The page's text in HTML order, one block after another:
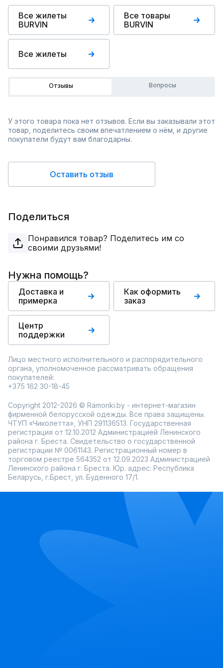
Все жилеты
BURVIN
Все товары
BURVIN
Все жилеты
Отзывы Вопросы
У этого товара пока нет отзывов. Если вы заказывали этот
товар, поделитесь своим впечатлением о нём, и другие
покупатели будут вам благодарны.
Оставить отзыв
Поделиться
Понравился товар? Поделитесь им со
своими друзьями!
Нужна помощь?
Доставка и
примерка
Как оформить
заказ
Центр
поддержки
Лицо местного исполнительного и распорядительного
органа, уполномоченное рассматривать обращения
покупателей:
+375 162 30-18-45
Copyright 2012-2026 © Ramonki.by - интернет-магазин
фирменной белорусской одежды. Все права защищены.
ЧТУП «Чиколетта», УНП 291136513. Государственная
регистрация от 12.10.2012 Администрацией Ленинского
района г. Бреста. Свидетельство о государственной
регистрации № 0061143. Регистрационный номер в
торговом реестре 564352 от 12.09.2023 Администрацией
Ленинского района г. Бреста. Юр. адрес: Республика
Беларусь, г.Брест, ул. Буденного 17/1.